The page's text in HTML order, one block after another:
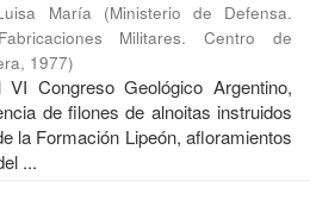
María (Ministerio de Defensa.
Militares. Centro de
, 1977)
Congreso Geológico Argentino,
de filones de alnoitas instruidos
la Formación Lipeón, afloramientos
...